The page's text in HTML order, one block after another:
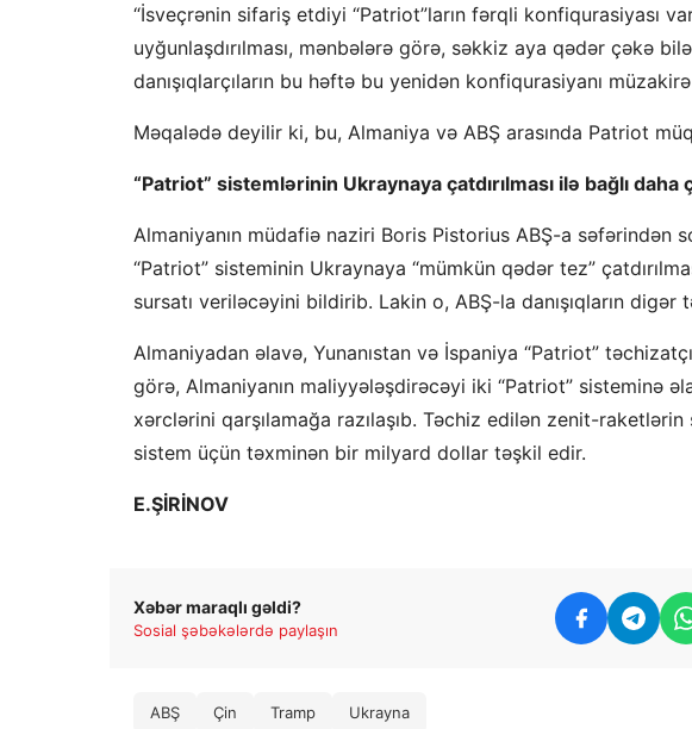
“İsveçrənin sifariş etdiyi “Patriot”ların fərqli konfiqurasiyası
uyğunlaşdırılması, mənbələrə görə, səkkiz aya qədər çəkə
danışıqlarçıların bu həftə bu yenidən konfiqurasiyanı
Məqalədə deyilir ki, bu, Almaniya və ABŞ arasında Patriot
“Patriot” sistemlərinin Ukraynaya çatdırılması ilə bağlı daha
Almaniyanın müdafiə naziri Boris Pistorius ABŞ-a səfərindən
“Patriot” sisteminin Ukraynaya “mümkün qədər tez”
sursatı veriləcəyini bildirib. Lakin o, ABŞ-la danışıqların digər
Almaniyadan əlavə, Yunanıstan və İspaniya “Patriot”
görə, Almaniyanın maliyyələşdirəcəyi iki “Patriot” sisteminə
xərclərini qarşılamağa razılaşıb. Təchiz edilən zenit-raketlərin
sistem üçün təxminən bir milyard dollar təşkil edir.
E.ŞİRİNOV
Xəbər maraqlı gəldi?
Sosial şəbəkələrdə paylaşın
ABŞ Çin Tramp Ukrayna